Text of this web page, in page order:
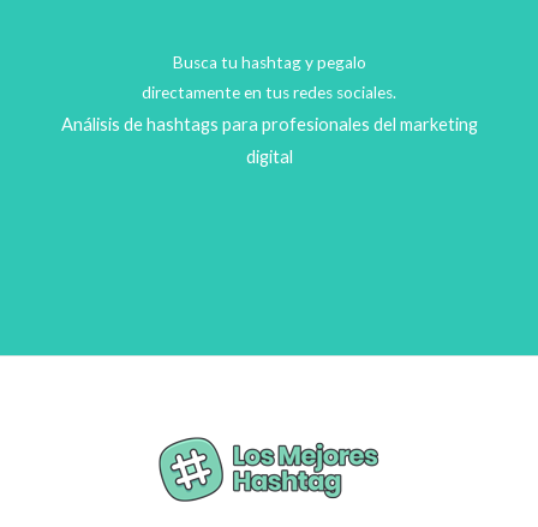
Busca tu hashtag y pegalo
directamente en tus redes sociales.
Análisis de hashtags para profesionales del marketing
digital